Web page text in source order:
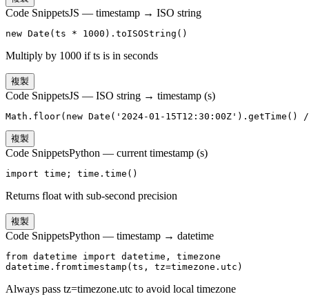
Code SnippetsJS — timestamp → ISO string
new Date(ts * 1000).toISOString()
Multiply by 1000 if ts is in seconds
複製
Code SnippetsJS — ISO string → timestamp (s)
Math.floor(new Date('2024-01-15T12:30:00Z').getTime()
複製
Code SnippetsPython — current timestamp (s)
import time; time.time()
Returns float with sub-second precision
複製
Code SnippetsPython — timestamp → datetime
from datetime import datetime, timezone
datetime.fromtimestamp(ts, tz=timezone.utc)
Always pass tz=timezone.utc to avoid local timezone